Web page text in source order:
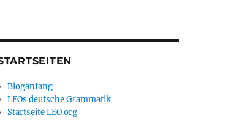
Bloganfang
LEOs deutsche Grammatik
Startseite LEO.org